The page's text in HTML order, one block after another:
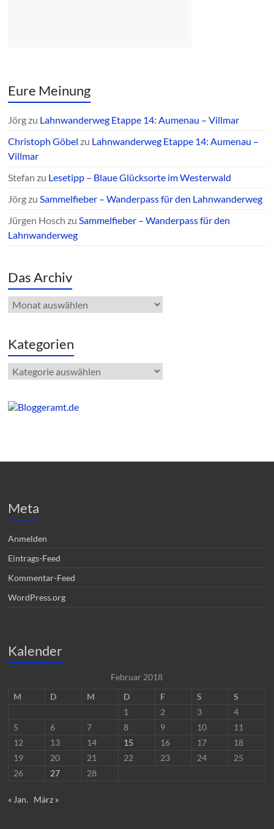
Eure Meinung
Jörgzu Lahnwanderweg Etappe 14: Aumenau – Villmar
Christoph Göbel zu Lahnwanderweg Etappe 14: Aumenau –
Villmar
Stefan zu Lesetipp – Blaue Glücksorte im Westerwald
Jörgzu Sammelfieber – Wanderpass für den Lahnwanderweg
Jürgen Hosch zu Sammelfieber – Wanderpass für den
Lahnwanderweg
Das Archiv
Das
Archiv
Kategorien
Kategorien
Meta
Anmelden
Eintrags-Feed
Kommentar-Feed
WordPress.org
Kalender
Februar 2018
M
D M D F S
S
1
2 3
4
5
6 7 8 9 10
11
12
13 14 15 16 17
18
19
20 21 22 23 24
25
26
27 28
« Jan. März »